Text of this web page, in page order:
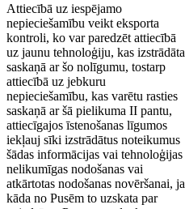
Attiecībā uz iespējamo
nepieciešamību veikt eksporta
kontroli, ko var paredzēt attiecībā
uz jaunu tehnoloģiju, kas izstrādāta
saskaņā ar šo nolīgumu, tostarp
attiecībā uz jebkuru
nepieciešamību, kas varētu rasties
saskaņā ar šā pielikuma II pantu,
attiecīgajos īstenošanas līgumos
iekļauj sīki izstrādātus noteikumus
šādas informācijas vai tehnoloģijas
nelikumīgas nodošanas vai
atkārtotas nodošanas novēršanai, ja
kāda no Pusēm to uzskata par